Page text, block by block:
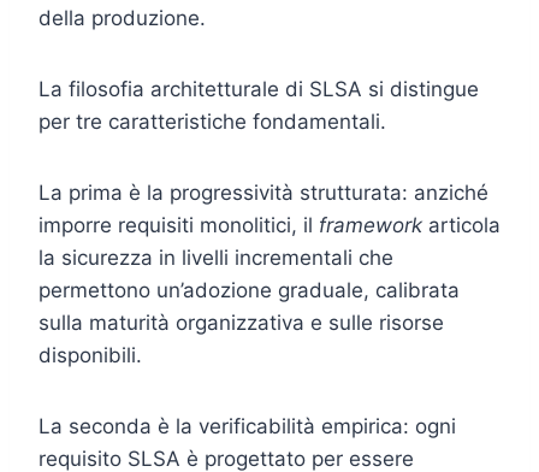
della produzione.
La filosofia architetturale di SLSA si distingue
per tre caratteristiche fondamentali.
La prima è la progressività strutturata: anziché
imporre requisiti monolitici, il framework articola
la sicurezza in livelli incrementali che
permettono un’adozione graduale, calibrata
sulla maturità organizzativa e sulle risorse
disponibili.
La seconda è la verificabilità empirica: ogni
requisito SLSA è progettato per essere